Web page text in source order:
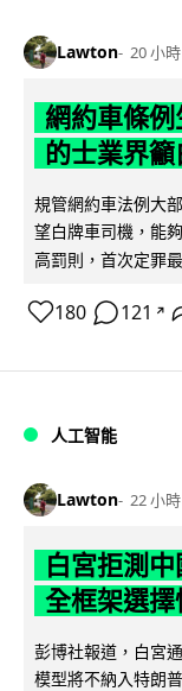
Lawton 20 小時
網約車條
的士業界
規管網約車法例大
望白牌車司機，能
高罰則，首次定罪
180 121 ↗
人工智能
Lawton 22 小時
白宮拒測
全框架選擇
彭博社報道，白宮
模型將不納入特朗